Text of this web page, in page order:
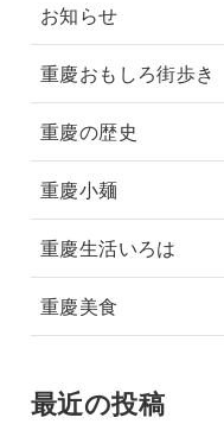
お知らせ
重慶おもしろ街歩き
重慶の歴史
重慶小麺
重慶生活いろは
重慶美食
最近の投稿